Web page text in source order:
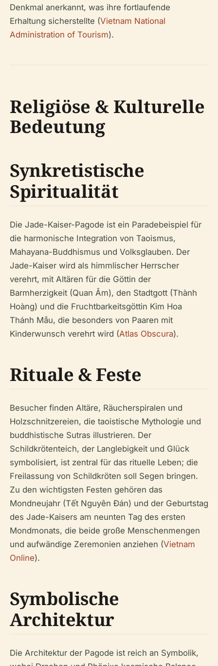
Denkmal anerkannt, was ihre fortlaufende
Erhaltung sicherstellte (Vietnam National
Administration of Tourism).
Religiöse & Kulturelle
Bedeutung
Synkretistische
Spiritualität
Die Jade-Kaiser-Pagode ist ein Paradebeispiel für
die harmonische Integration von Taoismus,
Mahayana-Buddhismus und Volksglauben. Der
Jade-Kaiser wird als himmlischer Herrscher
verehrt, mit Altären für die Göttin der
Barmherzigkeit (Quan Âm), den Stadtgott (Thành
Hoàng) und die Fruchtbarkeitsgöttin Kim Hoa
Thánh Mẫu, die besonders von Paaren mit
Kinderwunsch verehrt wird (Atlas Obscura).
Rituale & Feste
Besucher finden Altäre, Räucherspiralen und
Holzschnitzereien, die taoistische Mythologie und
buddhistische Sutras illustrieren. Der
Schildkrötenteich, der Langlebigkeit und Glück
symbolisiert, ist zentral für das rituelle Leben; die
Freilassung von Schildkröten soll Segen bringen.
Zu den wichtigsten Festen gehören das
Mondneujahr (Tết Nguyên Đán) und der Geburtstag
des Jade-Kaisers am neunten Tag des ersten
Mondmonats, die beide große Menschenmengen
und aufwändige Zeremonien anziehen (Vietnam
Online).
Symbolische
Architektur
Die Architektur der Pagode ist reich an Symbolik,